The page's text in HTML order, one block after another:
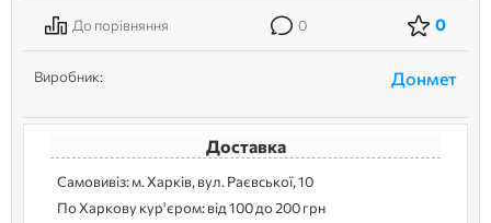
До порівняння 0 0
Виробник: Донмет
Доставка
Самовивіз: м. Харків, вул. Раєвської, 10
По Харкову кур'єром: від 100 до 200 грн